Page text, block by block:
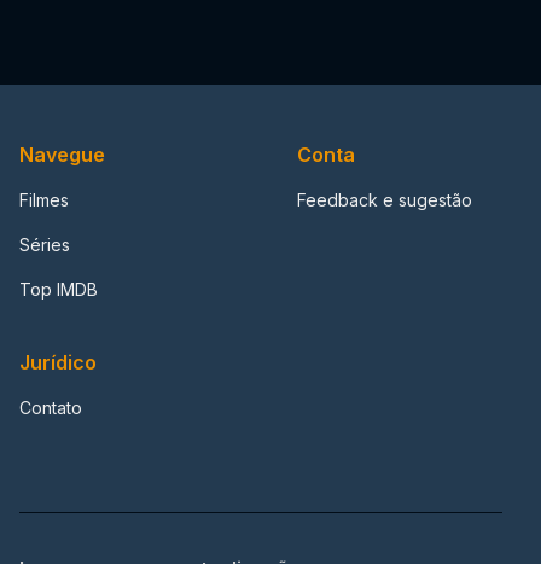
Navegue
Filmes
Séries
Top IMDB
Conta
Feedback e sugestão
Jurídico
Contato